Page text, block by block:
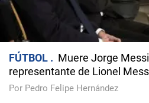
FÚTBOL
Muere Jorge
representante de Lionel
Por Pedro Felipe Hernández